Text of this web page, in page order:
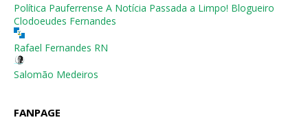
Política Pauferrense A Notícia Passada a Limpo! Blogueiro
Clodoeudes Fernandes
Rafael Fernandes RN
Salomão Medeiros
FANPAGE